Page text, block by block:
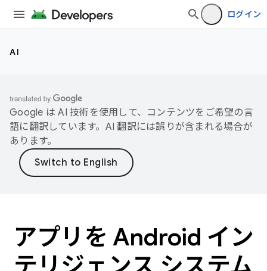
ログイン
AI
Google は AI 技術を使用して、コンテンツをご希望の言
語に翻訳しています。AI 翻訳には誤りが含まれる場合が
あります。
アプリを Android イン